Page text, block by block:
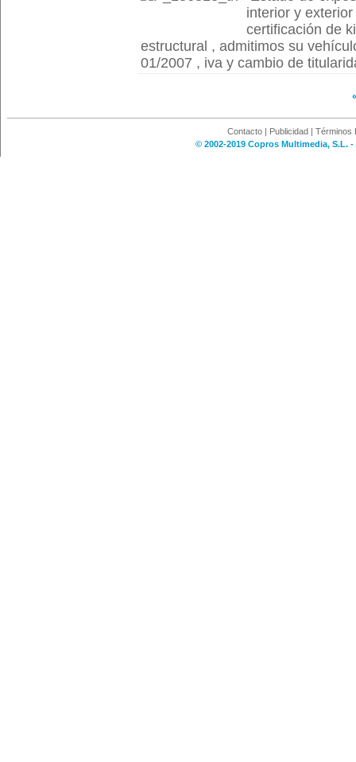
interior y
certificación de
estructural , admitimos su
01/2007 , iva y cambio de
Contacto | Publicidad | Términos
© 2002-2019 Copros Multimedia, S.L.